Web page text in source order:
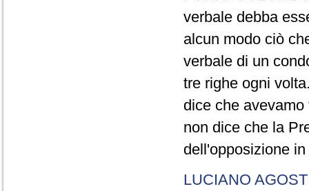
verbale debba
alcun modo ciò
verbale di un
tre righe ogni
dice che
non dice che la
dell'opposizione
LUCIANO